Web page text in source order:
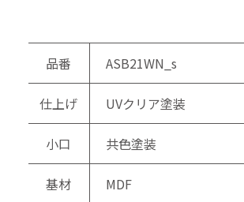
品番 ASB21WN_s
仕上げ UVクリア塗装
小口 共色塗装
基材 MDF